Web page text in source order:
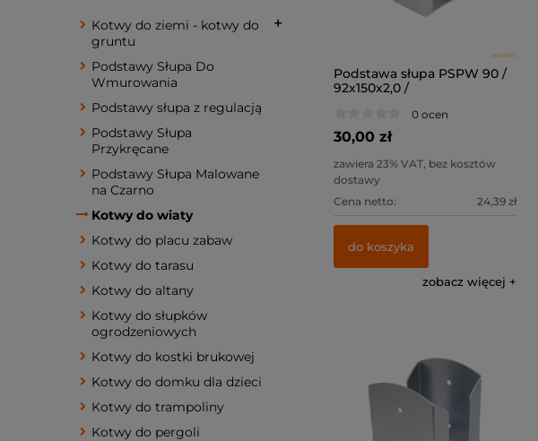
Kotwy do ziemi - kotwy do
gruntu
Podstawy Słupa Do
Wmurowania
Podstawy słupa z regulacją
Podstawy Słupa
Przykręcane
Podstawy Słupa Malowane
na Czarno
Kotwy do wiaty
Kotwy do placu zabaw
Kotwy do tarasu
Kotwy do altany
Kotwy do słupków
ogrodzeniowych
Kotwy do kostki brukowej
Kotwy do domku dla dzieci
Kotwy do trampoliny
Kotwy do pergoli
Podstawa słupa PSPW 90 /
92x150x2,0 /
0 ocen
30,00 zł
zawiera 23% VAT, bez kosztów
dostawy
Cena netto:
24,39 zł
do koszyka
zobacz więcej